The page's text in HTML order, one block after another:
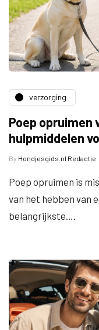
verzorging
Poep opruimen
hulpmiddelen
By Hondjesgids.nl Redactie
Poep opruimen is
van het hebben van
belangrijkste….